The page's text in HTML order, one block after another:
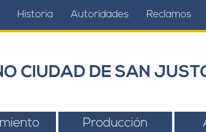
Historia Autoridades Reclamos
CIUDAD DE SAN
Producción